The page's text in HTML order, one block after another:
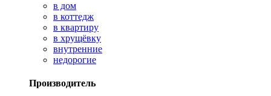
в дом
в коттедж
в квартиру
в хрущёвку
внутренние
недорогие
Производитель